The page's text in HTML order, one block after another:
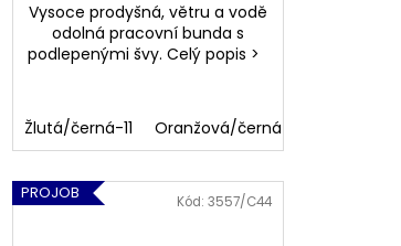
Vysoce prodyšná, větru a vodě
odolná pracovní bunda s
podlepenými švy. Celý popis >
Žlutá/černá-11 Oranžová/černá-1799
PROJOB Kód: 3557/C44